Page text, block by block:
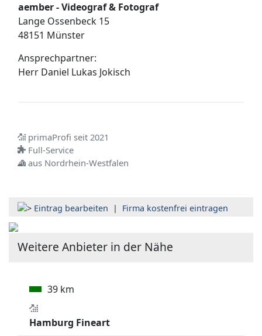
aember - Videograf & Fotograf
Lange Ossenbeck 15
48151 Münster
Ansprechpartner:
Herr Daniel Lukas Jokisch
primaProfi seit 2021
Full-Service
aus Nordrhein-Westfalen
Eintrag bearbeiten | Firma kostenfrei eintragen
Weitere Anbieter in der Nähe
39 km
Hamburg Fineart